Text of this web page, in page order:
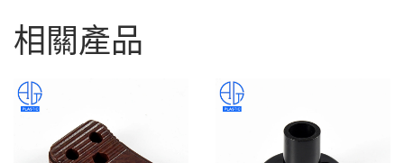
相關產品